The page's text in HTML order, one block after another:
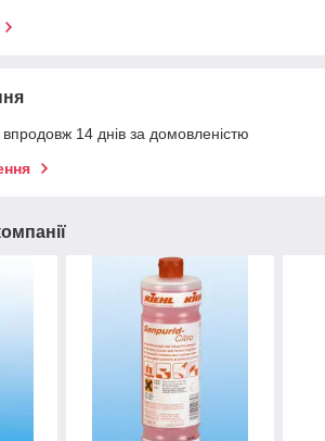
14 днів за домовленістю